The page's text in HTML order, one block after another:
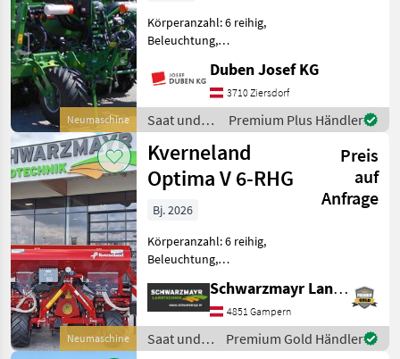
Neumaschine
Körperanzahl: 6 reihig,
Beleuchtung,
Spuranreisser,
Gummidruckrollen, Mais,
pneumatisch, Rüben, elektr.
Überwachung
Ausstellungsmaschine inkl.
teleskopi
Duben Josef KG
3710 Ziersdorf
Saat und
Pflege /
Amazone
Premium Plus Händler
Neumaschine
Kverneland
Optima V 6-RHG
Preis
auf
Anfrage
Bj. 2026
Körperanzahl: 6 reihig,
Beleuchtung,
Fahrwerk, Spuranreisser,
Direktsaatausstattung,
Gummidruckrollen, hydr.
klappbar, Mais,
Schwarzmayr Landtechnik GmbH - Gampern
4851 Gampern
Saat und
Premium Gold Händler